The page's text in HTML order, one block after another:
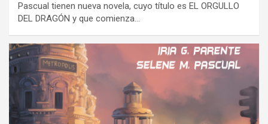
Pascual tienen nueva novela, cuyo título es EL ORGULLO
DEL DRAGÓN y que comienza…